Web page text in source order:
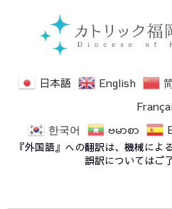
日本語 English
한국어
ဗမာစာ
『外国語』への翻訳は、機械によ
誤訳についてはご
福岡教区カトリック共同
般清掃の